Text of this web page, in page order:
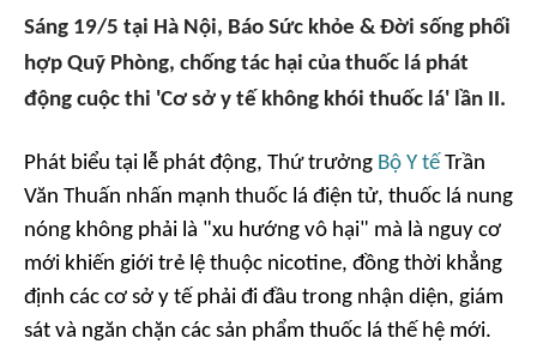
Sáng 19/5 tại Hà Nội, Báo Sức khỏe & Đời sống phối
hợp Quỹ Phòng, chống tác hại của thuốc lá phát
động cuộc thi 'Cơ sở y tế không khói thuốc lá' lần II.
Phát biểu tại lễ phát động, Thứ trưởng Bộ Y tế Trần
Văn Thuấn nhấn mạnh thuốc lá điện tử, thuốc lá nung
nóng không phải là "xu hướng vô hại" mà là nguy cơ
mới khiến giới trẻ lệ thuộc nicotine, đồng thời khẳng
định các cơ sở y tế phải đi đầu trong nhận diện, giám
sát và ngăn chặn các sản phẩm thuốc lá thế hệ mới.